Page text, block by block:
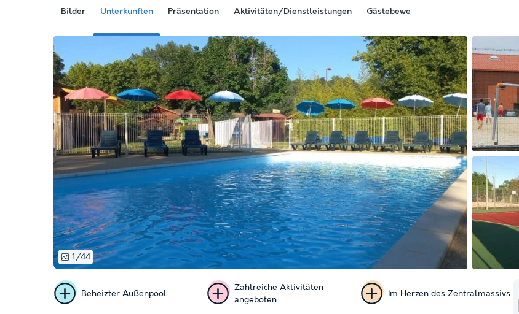
Bilder Unterkunften Präsentation Aktivitäten/Dienstleistungen Gästebewertungen
1/44
Beheizter Außenpool
Zahlreiche Aktivitäten
angeboten
Im Herzen des Zentralmassivs